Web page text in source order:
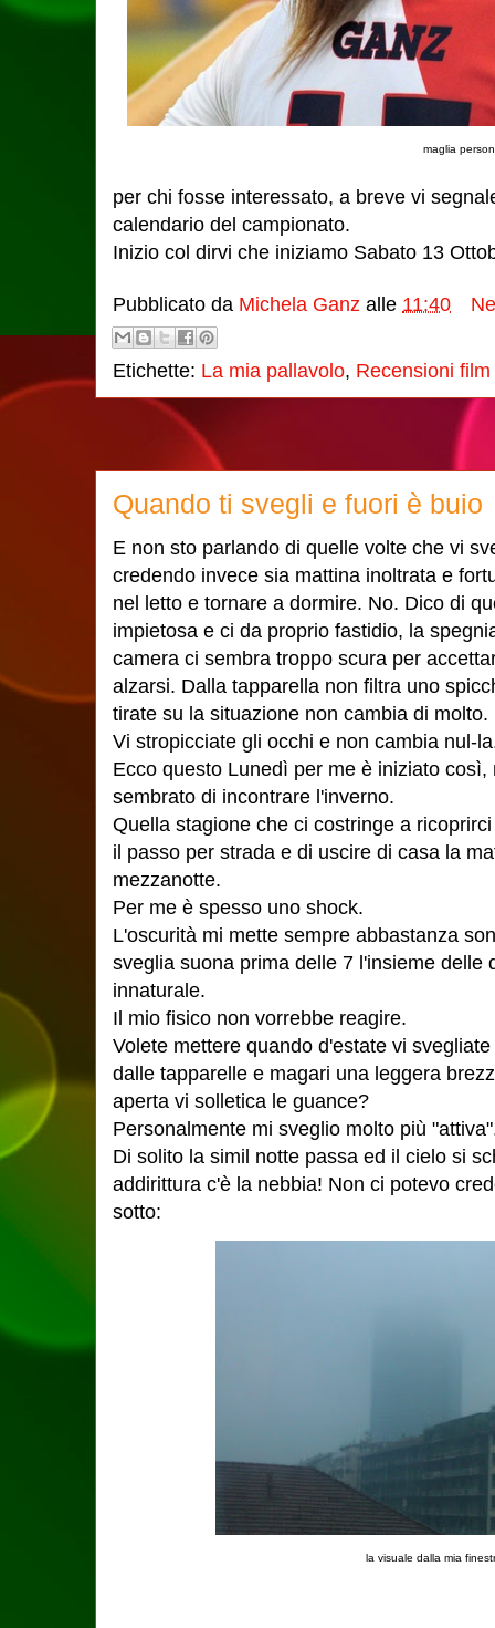
maglia
per chi fosse interessato, a breve vi
calendario del campionato.
Inizio col dirvi che iniziamo Sabato 13
Pubblicato da Michela Ganz alle 11:40
Etichette: La mia pallavolo, Recensioni film
Quando ti svegli e fuori è buio
E non sto parlando di quelle volte che vi
credendo invece sia mattina inoltrata e
nel letto e tornare a dormire. No. Dico di
impietosa e ci da proprio fastidio, la
camera ci sembra troppo scura per
alzarsi. Dalla tapparella non filtra uno
tirate su la situazione non cambia di molto.
Vi stropicciate gli occhi e non cambia nul-
Ecco questo Lunedì per me è iniziato
sembrato di incontrare l'inverno.
Quella stagione che ci costringe a
il passo per strada e di uscire di casa la
mezzanotte.
Per me è spesso uno shock.
L'oscurità mi mette sempre abbastanza
sveglia suona prima delle 7 l'insieme delle
innaturale.
Il mio fisico non vorrebbe reagire.
Volete mettere quando d'estate vi
dalle tapparelle e magari una leggera
aperta vi solletica le guance?
Personalmente mi sveglio molto più
Di solito la simil notte passa ed il cielo si
addirittura c'è la nebbia! Non ci potevo
sotto:
la visuale dalla mia